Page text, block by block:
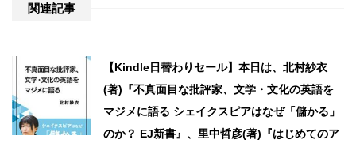
関連記事
【Kindle日替わりセール】本日は、北村紗衣
(著)『不真面目な批評家、文学・文化の英語を
マジメに語る シェイクスピアはなぜ「儲かる」
のか？ EJ新書』、里中哲彦(著)『はじめてのア